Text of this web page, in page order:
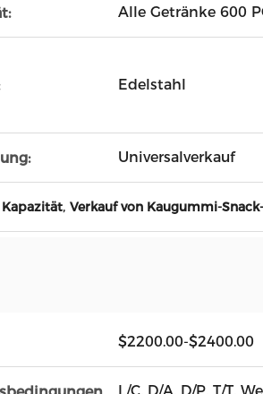
Alle Getränke 600
Edelstahl
Universalverkauf
, Verkauf von Kaugummi-
$2200.00-$2400.00